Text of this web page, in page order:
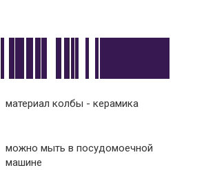
материал колбы - керамика
можно мыть в посудомоечной
машине